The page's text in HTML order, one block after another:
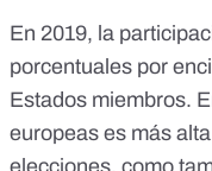
En 2019, la
porcentuales por
Estados miembros.
europeas es más